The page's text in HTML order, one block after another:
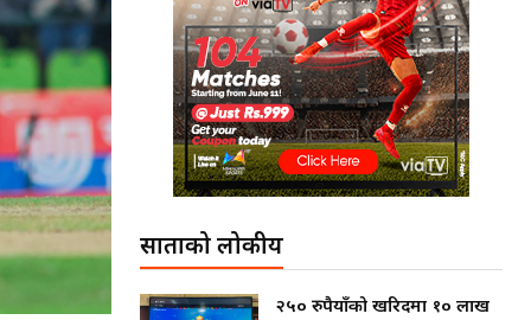
साताको लोकप्रीय
२५० रुपैयाँको खरिदमा १० लाख